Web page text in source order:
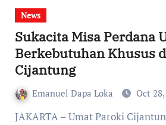
News
Sukacita Misa Perdana
Berkebutuhan Khusus
Cijantung
Emanuel Dapa Loka Oct
JAKARTA – Umat Paroki Cijantung merayakan Misa